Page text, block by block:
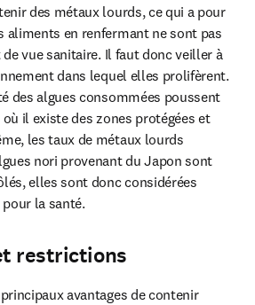
des métaux lourds, ce qui a pour
aliments en renfermant ne sont pas
vue sanitaire. Il faut donc veiller à
dans lequel elles prolifèrent.
des algues consommées poussent
il existe des zones protégées et
les taux de métaux lourds
nori provenant du Japon sont
elles sont donc considérées
la santé.
restrictions
avantages de contenir